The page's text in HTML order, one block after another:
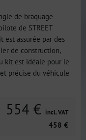
de braquage
de STREET
est assurée par des
de construction,
kit est idéale pour le
précise du véhicule
554 € incl. VAT
458 €